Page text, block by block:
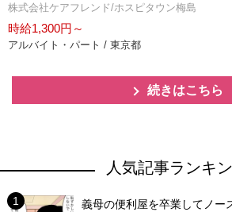
株式会社ケアフレンド/ホスピタウン梅島
時給1,300円～
アルバイト・パート / 東京都
続きはこちら
人気記事ランキ
義母の便利屋を卒業してノー